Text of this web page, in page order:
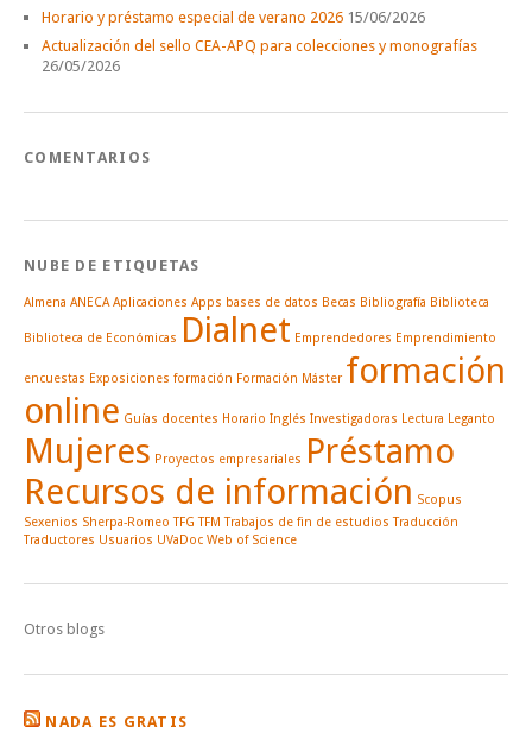
Horario y préstamo especial de verano 2026 15/06/2026
Actualización del sello CEA-APQ para colecciones y monografías
26/05/2026
COMENTARIOS
NUBE DE ETIQUETAS
Almena ANECA Aplicaciones Apps bases de datos Becas Bibliografía Biblioteca
Biblioteca de Económicas Dialnet Emprendedores Emprendimiento
encuestas Exposiciones formación Formación Máster formación
online Guías docentes Horario Inglés Investigadoras Lectura Leganto
Mujeres Proyectos empresariales Préstamo
Recursos de información Scopus
Sexenios Sherpa-Romeo TFG TFM Trabajos de fin de estudios Traducción
Traductores Usuarios UVaDoc Web of Science
Otros blogs
NADA ES GRATIS